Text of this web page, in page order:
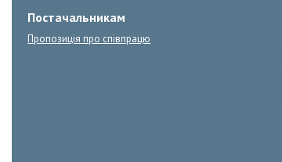
Постачальникам
Пропозиція про співпрацю